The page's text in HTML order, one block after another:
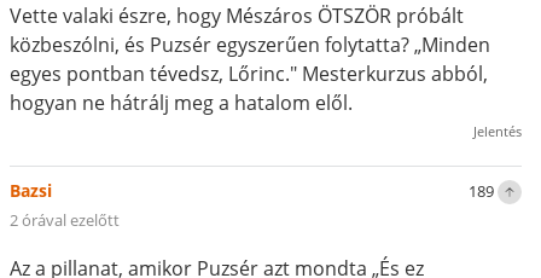
Vette valaki észre, hogy Mészáros ÖTSZÖR próbált
közbeszólni, és Puzsér egyszerűen folytatta? „Minden
egyes pontban tévedsz, Lőrinc." Mesterkurzus abból,
hogyan ne hátrálj meg a hatalom elől.
Jelentés
189
Bazsi
2 órával ezelőtt
Az a pillanat, amikor Puzsér azt mondta „És ez